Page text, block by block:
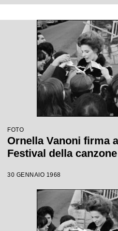
FOTO
Ornella Vanoni firma
Festival della
30 GENNAIO 1968